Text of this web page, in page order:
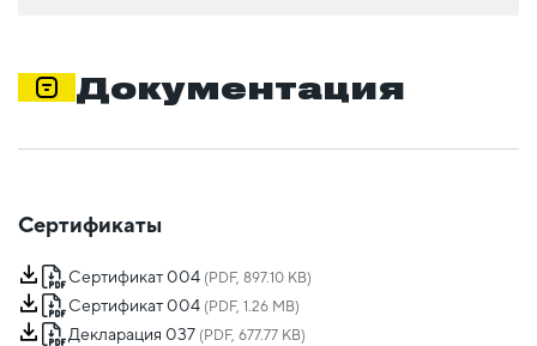
Документация
Сертификаты
Сертификат 004 (PDF, 897.10 KB)
Сертификат 004 (PDF, 1.26 MB)
Декларация 037 (PDF, 677.77 KB)